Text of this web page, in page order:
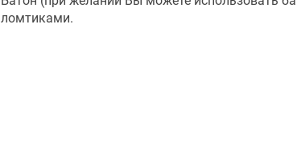
ломтиками.